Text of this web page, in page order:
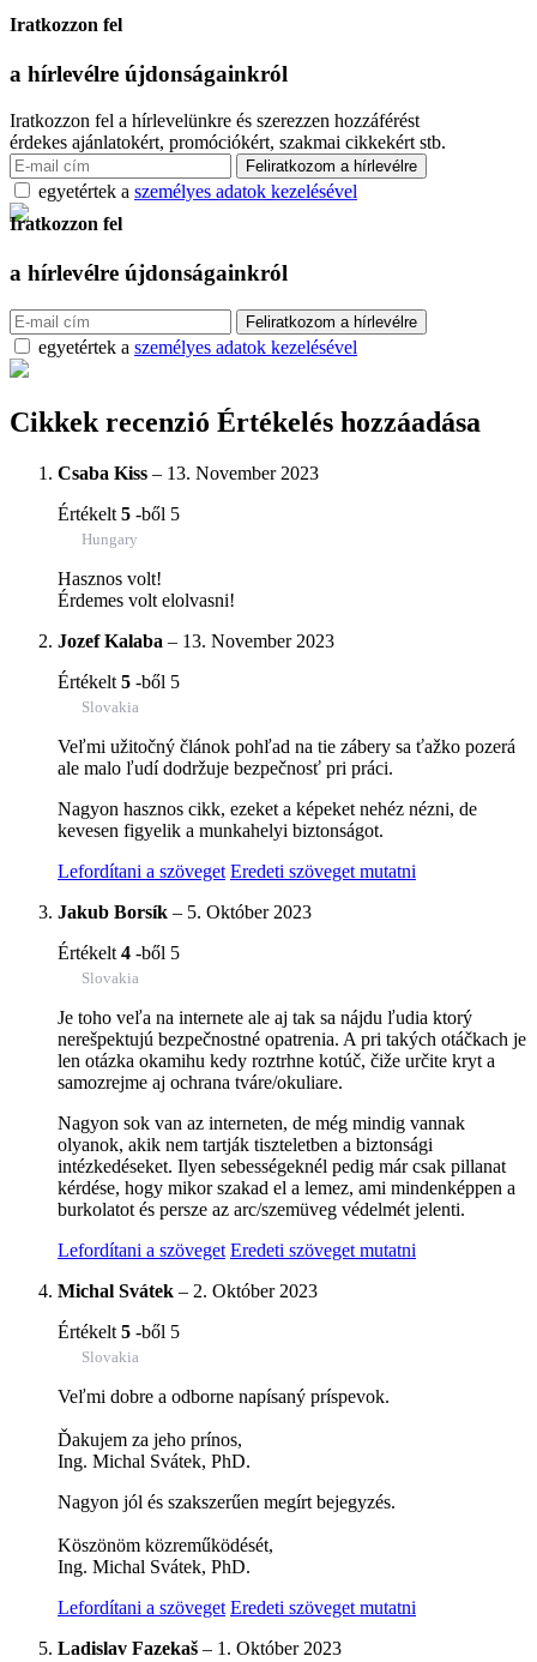
Iratkozzon fel
a hírlevélre újdonságainkról
Iratkozzon fel a hírlevelünkre és szerezzen hozzáférést
érdekes ajánlatokért, promóciókért, szakmai cikkekért stb.
egyetértek a személyes adatok kezelésével
Iratkozzon fel
a hírlevélre újdonságainkról
egyetértek a személyes adatok kezelésével
Cikkek recenzió Értékelés hozzáadása
Csaba Kiss – 13. November 2023
Értékelt 5 -ből 5
Hungary
Hasznos volt!
Érdemes volt elolvasni!
Jozef Kalaba – 13. November 2023
Értékelt 5 -ből 5
Slovakia
Veľmi užitočný článok pohľad na tie zábery sa ťažko pozerá
ale malo ľudí dodržuje bezpečnosť pri práci.
Nagyon hasznos cikk, ezeket a képeket nehéz nézni, de
kevesen figyelik a munkahelyi biztonságot.
Lefordítani a szöveget Eredeti szöveget mutatni
Jakub Borsík – 5. Október 2023
Értékelt 4 -ből 5
Slovakia
Je toho veľa na internete ale aj tak sa nájdu ľudia ktorý
nerešpektujú bezpečnostné opatrenia. A pri takých otáčkach je
len otázka okamihu kedy roztrhne kotúč, čiže určite kryt a
samozrejme aj ochrana tváre/okuliare.
Nagyon sok van az interneten, de még mindig vannak
olyanok, akik nem tartják tiszteletben a biztonsági
intézkedéseket. Ilyen sebességeknél pedig már csak pillanat
kérdése, hogy mikor szakad el a lemez, ami mindenképpen a
burkolatot és persze az arc/szemüveg védelmét jelenti.
Lefordítani a szöveget Eredeti szöveget mutatni
Michal Svátek – 2. Október 2023
Értékelt 5 -ből 5
Slovakia
Veľmi dobre a odborne napísaný príspevok.
Ďakujem za jeho prínos,
Ing. Michal Svátek, PhD.
Nagyon jól és szakszerűen megírt bejegyzés.
Köszönöm közreműködését,
Ing. Michal Svátek, PhD.
Lefordítani a szöveget Eredeti szöveget mutatni
Ladislav Fazekaš – 1. Október 2023